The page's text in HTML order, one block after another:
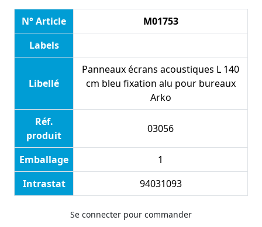
N° Article
M01753
Labels
Libellé
Panneaux écrans acoustiques L 140
cm bleu fixation alu pour bureaux
Arko
Réf.
produit
03056
Emballage
1
Intrastat
94031093
Se connecter pour commander